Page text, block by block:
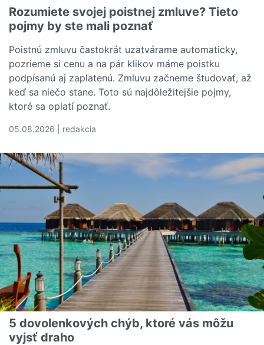
Rozumiete svojej poistnej zmluve? Tieto
pojmy by ste mali poznať
Poistnú zmluvu častokrát uzatvárame automaticky,
pozrieme si cenu a na pár klikov máme poistku
podpísanú aj zaplatenú. Zmluvu začneme študovať, až
keď sa niečo stane. Toto sú najdôležitejšie pojmy,
ktoré sa oplatí poznať.
05.08.2026 | redakcia
5 dovolenkových chýb, ktoré vás môžu
vyjsť draho